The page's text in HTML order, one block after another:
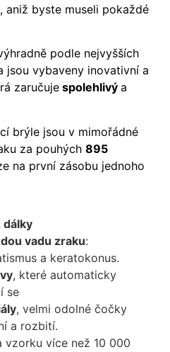
aniž byste museli pokaždé
podle nejvyšších
jsou vybaveny inovativní a
zaručuje spolehlivý a
brýle jsou v mimořádné
za pouhých 895
na první zásobu jednoho
dálky
vadu zraku:
a keratokonus.
, které automaticky
se
, velmi odolné čočky
a rozbití.
vzorku více než 10 000